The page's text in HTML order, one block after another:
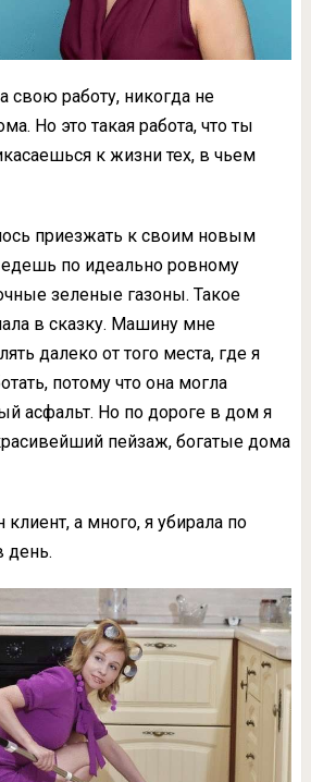
свою работу, никогда не
Но это такая работа, что ты
к жизни тех, в чьем
приезжать к своим новым
по идеально ровному
зеленые газоны. Такое
в сказку. Машину мне
далеко от того места, где я
потому что она могла
асфальт. Но по дороге в дом я
пейзаж, богатые дома
а много, я убирала по
день.